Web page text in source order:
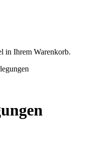
in Ihrem Warenkorb.